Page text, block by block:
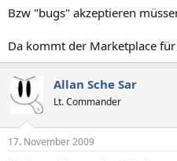
Bzw "bugs" akzeptieren
Da kommt der Marketplace
Allan Sche Sar
Lt. Commander
17. November 2009